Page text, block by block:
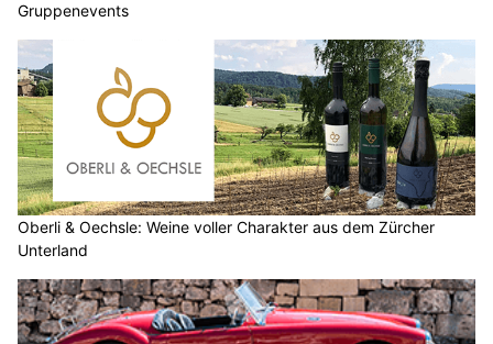
Gruppenevents
Oberli & Oechsle: Weine voller Charakter aus dem Zürcher
Unterland